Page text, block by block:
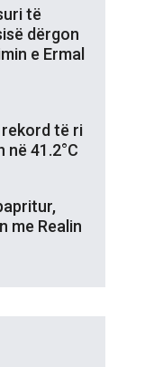
të
dërgon
e Ermal
rekord të ri
41.2°C
me Realin